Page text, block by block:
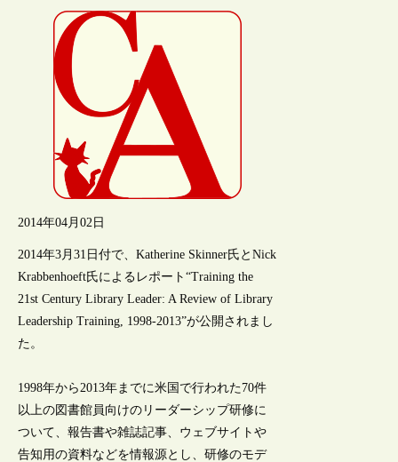
2014年04月02日
2014年3月31日付で、Katherine Skinner氏とNick
Krabbenhoeft氏によるレポート“Training the
21st Century Library Leader: A Review of Library
Leadership Training, 1998-2013”が公開されまし
た。
1998年から2013年までに米国で行われた70件
以上の図書館員向けのリーダーシップ研修に
ついて、報告書や雑誌記事、ウェブサイトや
告知用の資料などを情報源とし、研修のモデ